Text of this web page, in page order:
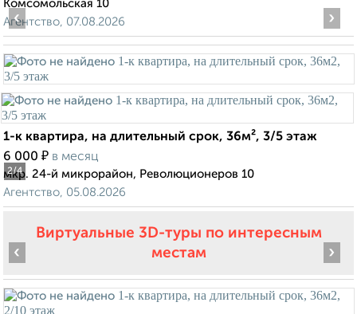
Комсомольская 10
Агентство, 07.08.2026
2/4
‹ ›
1-к квартира, на длительный срок, 36м², 3/5 этаж
6 000 ₽ в месяц
мкр. 24-й микрорайон, Революционеров 10
Агентство, 05.08.2026
Виртуальные 3D-туры по интересным
местам
‹ ›